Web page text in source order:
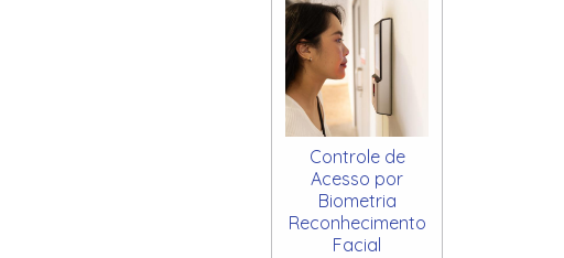
Controle de
Acesso por
Biometria
Reconhecimento
Facial